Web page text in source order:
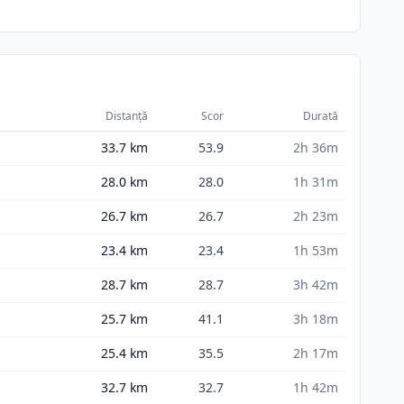
Distanță Scor Durată
33.7 km 53.9
2h 36m
28.0 km 28.0
1h 31m
26.7 km 26.7
2h 23m
23.4 km 23.4
1h 53m
28.7 km 28.7
3h 42m
25.7 km 41.1
3h 18m
25.4 km 35.5
2h 17m
32.7 km 32.7 1h 42m